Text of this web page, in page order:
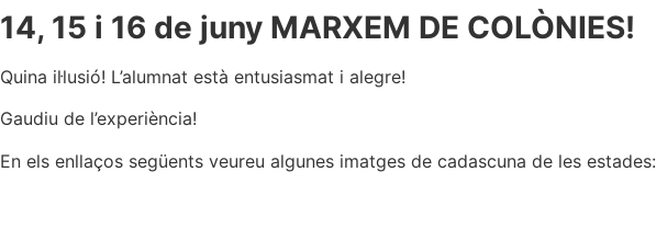
14, 15 i 16 de juny MARXEM DE COLÒNIES!
Quina il·lusió! L’alumnat està entusiasmat i alegre!
Gaudiu de l’experiència!
En els enllaços següents veureu algunes imatges de cadascuna de les estades: